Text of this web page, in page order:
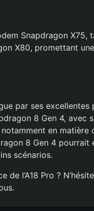
Snapdragon X75,
X80, promettant
par ses
8 Gen 4, avec
en
8 Gen 4 pourrait
scénarios.
l’A18 Pro ?